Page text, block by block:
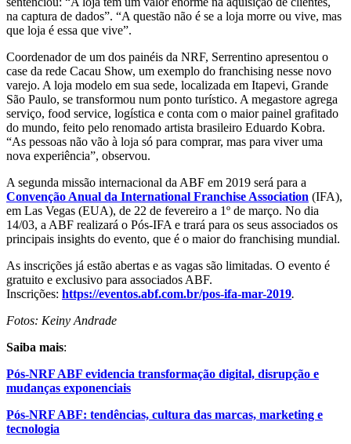
na captura de dados”. “A questão não é se a loja morre ou vive, mas
que loja é essa que vive”.
Coordenador de um dos painéis da NRF, Serrentino apresentou o
case da rede Cacau Show, um exemplo do franchising nesse novo
varejo. A loja modelo em sua sede, localizada em Itapevi, Grande
São Paulo, se transformou num ponto turístico. A megastore agrega
serviço, food service, logística e conta com o maior painel grafitado
do mundo, feito pelo renomado artista brasileiro Eduardo Kobra.
“As pessoas não vão à loja só para comprar, mas para viver uma
nova experiência”, observou.
A segunda missão internacional da ABF em 2019 será para a
Convenção Anual da International Franchise Association (IFA),
em Las Vegas (EUA), de 22 de fevereiro a 1º de março. No dia
14/03, a ABF realizará o Pós-IFA e trará para os seus associados os
principais insights do evento, que é o maior do franchising mundial.
As inscrições já estão abertas e as vagas são limitadas. O evento é
gratuito e exclusivo para associados ABF.
Inscrições: https://eventos.abf.com.br/pos-ifa-mar-2019.
Fotos: Keiny Andrade
Saiba mais:
Pós-NRF ABF evidencia transformação digital, disrupção e
mudanças exponenciais
Pós-NRF ABF: tendências, cultura das marcas, marketing e
tecnologia